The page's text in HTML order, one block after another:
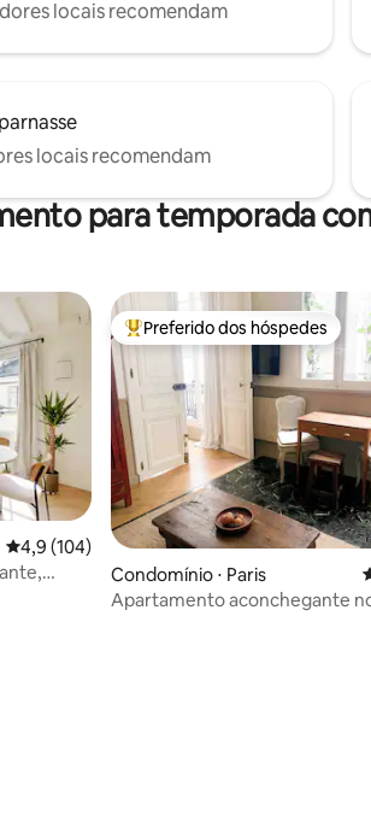
locais recomendam
locais recomendam
para temporada
4,9 de uma avaliação média de 5, 104
4,9 (104)
Entre os melhores preferidos
Preferido dos hóspedes
Condomínio ⋅ Paris
Apartamento aconchegante